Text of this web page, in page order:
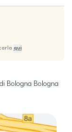
qui
Bologna Bologna